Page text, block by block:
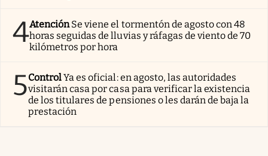
4AtenciónSe viene el tormentón de agosto con 48
horas seguidas de lluvias y ráfagas de viento de 70
kilómetros por hora
5ControlYa es oficial: en agosto, las autoridades
visitarán casa por casa para verificar la existencia
de los titulares de pensiones o les darán de baja la
prestación